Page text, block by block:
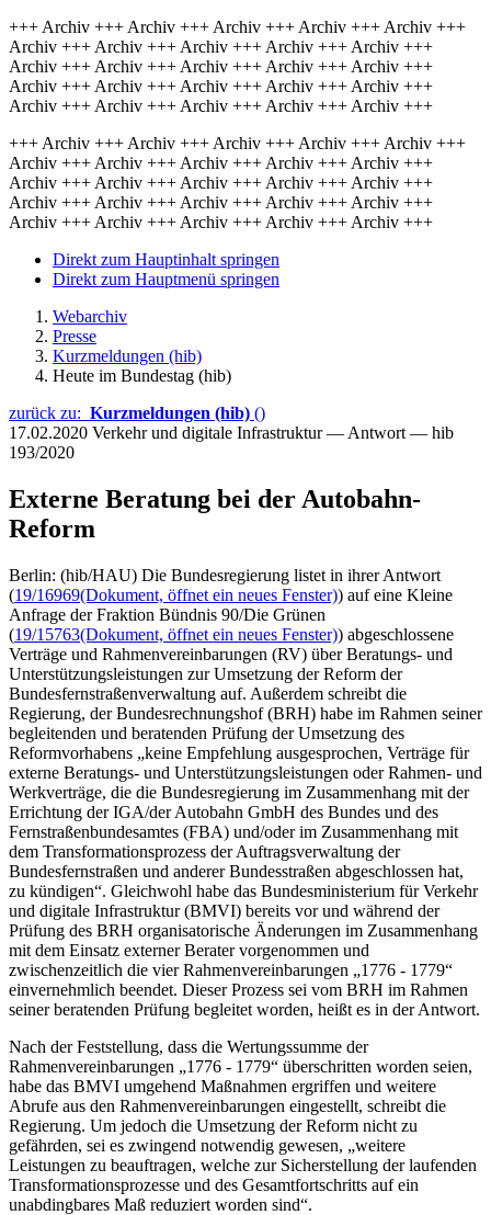
+++ Archiv +++ Archiv +++ Archiv +++ Archiv +++ Archiv +++
Archiv +++ Archiv +++ Archiv +++ Archiv +++ Archiv +++
Archiv +++ Archiv +++ Archiv +++ Archiv +++ Archiv +++
Archiv +++ Archiv +++ Archiv +++ Archiv +++ Archiv +++
Archiv +++ Archiv +++ Archiv +++ Archiv +++ Archiv +++
+++ Archiv +++ Archiv +++ Archiv +++ Archiv +++ Archiv +++
Archiv +++ Archiv +++ Archiv +++ Archiv +++ Archiv +++
Archiv +++ Archiv +++ Archiv +++ Archiv +++ Archiv +++
Archiv +++ Archiv +++ Archiv +++ Archiv +++ Archiv +++
Archiv +++ Archiv +++ Archiv +++ Archiv +++ Archiv +++
Direkt zum Hauptinhalt springen
Direkt zum Hauptmenü springen
Webarchiv
Presse
Kurzmeldungen (hib)
Heute im Bundestag (hib)
zurück zu: Kurzmeldungen (hib) ()
17.02.2020 Verkehr und digitale Infrastruktur — Antwort — hib
193/2020
Externe Beratung bei der Autobahn-
Reform
Berlin: (hib/HAU) Die Bundesregierung listet in ihrer Antwort
(19/16969(Dokument, öffnet ein neues Fenster)) auf eine Kleine
Anfrage der Fraktion Bündnis 90/Die Grünen
(19/15763(Dokument, öffnet ein neues Fenster)) abgeschlossene
Verträge und Rahmenvereinbarungen (RV) über Beratungs- und
Unterstützungsleistungen zur Umsetzung der Reform der
Bundesfernstraßenverwaltung auf. Außerdem schreibt die
Regierung, der Bundesrechnungshof (BRH) habe im Rahmen seiner
begleitenden und beratenden Prüfung der Umsetzung des
Reformvorhabens „keine Empfehlung ausgesprochen, Verträge für
externe Beratungs- und Unterstützungsleistungen oder Rahmen- und
Werkverträge, die die Bundesregierung im Zusammenhang mit der
Errichtung der IGA/der Autobahn GmbH des Bundes und des
Fernstraßenbundesamtes (FBA) und/oder im Zusammenhang mit
dem Transformationsprozess der Auftragsverwaltung der
Bundesfernstraßen und anderer Bundesstraßen abgeschlossen hat,
zu kündigen“. Gleichwohl habe das Bundesministerium für Verkehr
und digitale Infrastruktur (BMVI) bereits vor und während der
Prüfung des BRH organisatorische Änderungen im Zusammenhang
mit dem Einsatz externer Berater vorgenommen und
zwischenzeitlich die vier Rahmenvereinbarungen „1776 - 1779“
einvernehmlich beendet. Dieser Prozess sei vom BRH im Rahmen
seiner beratenden Prüfung begleitet worden, heißt es in der Antwort.
Nach der Feststellung, dass die Wertungssumme der
Rahmenvereinbarungen „1776 - 1779“ überschritten worden seien,
habe das BMVI umgehend Maßnahmen ergriffen und weitere
Abrufe aus den Rahmenvereinbarungen eingestellt, schreibt die
Regierung. Um jedoch die Umsetzung der Reform nicht zu
gefährden, sei es zwingend notwendig gewesen, „weitere
Leistungen zu beauftragen, welche zur Sicherstellung der laufenden
Transformationsprozesse und des Gesamtfortschritts auf ein
unabdingbares Maß reduziert worden sind“.